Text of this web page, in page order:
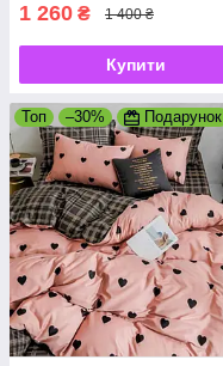
1 260 ₴ 1 400 ₴
Купити
Топ –30% Подарунок